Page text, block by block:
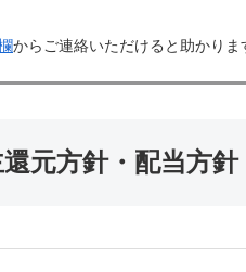
からご連絡いただけると助かりま
元方針・配当方針